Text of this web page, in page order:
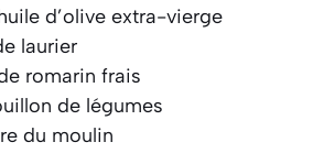
d’olive extra-vierge
laurier
romarin frais
de légumes
du moulin